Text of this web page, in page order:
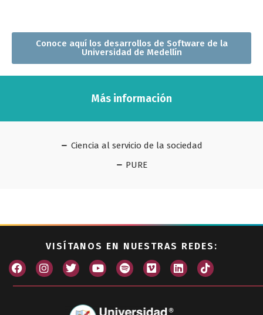
Conoce aquí los desarrollos de Software de la
Universidad de Medellín
Más información
Ciencia al servicio de la sociedad
PURE
VISÍTANOS EN NUESTRAS REDES: